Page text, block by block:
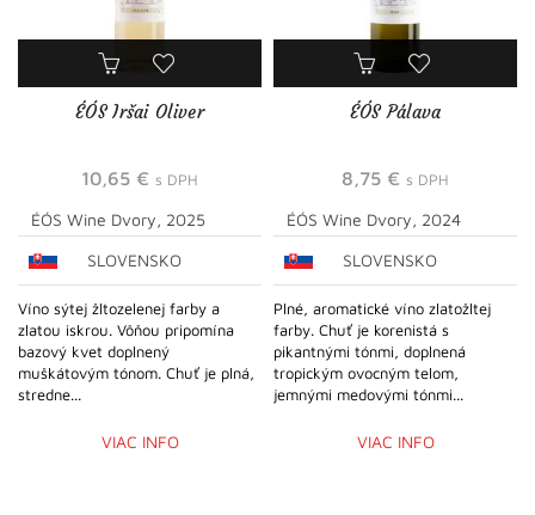
ÉÓS Iršai Oliver
10,65 € s DPH
ÉÓS Wine Dvory, 2025
SLOVENSKO
Víno sýtej žltozelenej farby a
zlatou iskrou. Vôňou pripomína
bazový kvet doplnený
muškátovým tónom. Chuť je plná,
stredne...
VIAC INFO
ÉÓS Pálava
8,75 € s DPH
ÉÓS Wine Dvory, 2024
SLOVENSKO
Plné, aromatické víno zlatožltej
farby. Chuť je korenistá s
pikantnými tónmi, doplnená
tropickým ovocným telom,
jemnými medovými tónmi...
VIAC INFO